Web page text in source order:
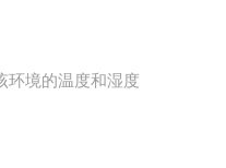
环境的温度和湿度